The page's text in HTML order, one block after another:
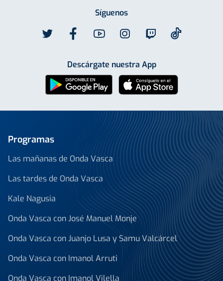
Síguenos
Descárgate nuestra App
Programas
Las mañanas de Onda Vasca
Las tardes de Onda Vasca
Kale Nagusia
Onda Vasca con José Manuel Monje
Onda Vasca con Juanjo Lusa y Samu Valcárcel
Onda Vasca con Imanol Arruti
Onda Vasca con Imanol Vilella